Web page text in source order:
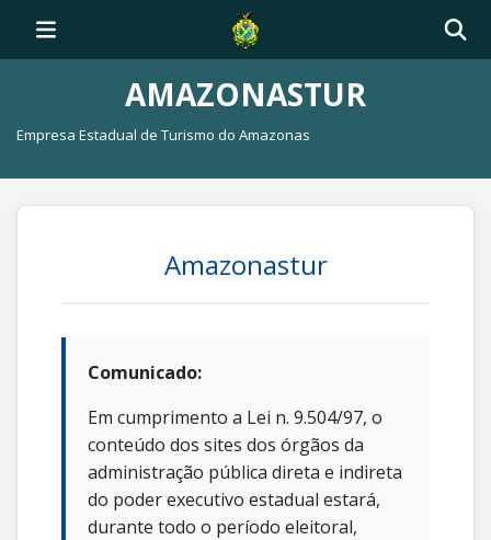
AMAZONASTUR
Empresa Estadual de Turismo do Amazonas
Amazonastur
Comunicado:
Em cumprimento a Lei n. 9.504/97, o
conteúdo dos sites dos órgãos da
administração pública direta e indireta
do poder executivo estadual estará,
durante todo o período eleitoral,